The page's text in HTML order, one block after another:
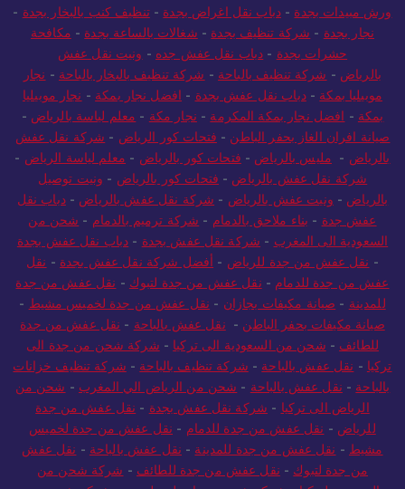
ورش مبيدات بجدة -دباب نقل اغراض بجدة -تنظيف كنب بالبخار بجدة -
نجار بجدة - شركة تنظيف بجدة - شغالات بالساعة بجدة - مكافحة
حشرات بجدة - دباب نقل عفش جده - ونيت نقل عفش
بالرياض - شركة تنظيف بالباحة - شركة تنظيف بالبخار بالباحة - نجار
موبيليا بمكة -دباب نقل عفش بجدة - افضل نجار بمكة - نجار موبيليا
بمكة - افضل نجار بمكة المكرمة - نجار مكة - معلم لياسة بالرياض -
صيانة افران الغاز بحفر الباطن - فتحات كور الرياض - شركة نقل عفش
بالرياض - مليس بالرياض - فتحات كور بالرياض - معلم لياسة الرياض -
شركة نقل عفش بالرياض - فتحات كور بالرياض - ونيت توصيل
بالرياض - ونيت عفش بالرياض - شركة نقل عفش بالرياض -دباب نقل
عفش جدة - بناء ملاحق بالدمام - شركة ترميم بالدمام - شحن من
السعودية الى المغرب - شركة نقل عفش بجدة - دباب نقل عفش بجدة
- نقل عفش من جدة للرياض - أفضل شركة نقل عفش بجدة - نقل
عفش من جدة للدمام - نقل عفش من جدة لتبوك - نقل عفش من جدة
للمدينة - صيانة مكيفات بجازان - نقل عفش من جدة لخميس مشيط -
صيانة مكيفات بحفر الباطن - نقل عفش بالباحة - نقل عفش من جدة
للطائف - شحن من السعودية الى تركيا - شركة شحن من جدة الى
تركيا - نقل عفش بالباحة - شركة تنظيف بالباحة - شركة تنظيف خزانات
بالباحة - نقل عفش بالباحة - شحن من الرياض الي المغرب - شحن من
الرياض الى تركيا - شركة نقل عفش بجدة - نقل عفش من جدة
للرياض - نقل عفش من جدة للدمام - نقل عفش من جدة لخميس
مشيط - نقل عفش من جدة للمدينة - نقل عفش بالباحة - نقل عفش
من جدة لتبوك - نقل عفش من جدة للطائف - شركة شحن من